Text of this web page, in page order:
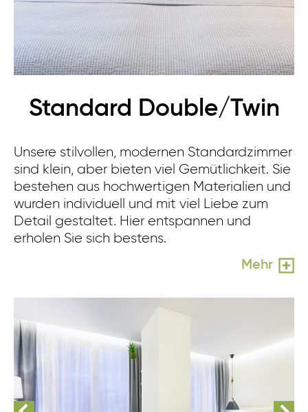
Standard Double/Twin
Unsere stilvollen, modernen Standardzimmer
sind klein, aber bieten viel Gemütlichkeit. Sie
bestehen aus hochwertigen Materialien und
wurden individuell und mit viel Liebe zum
Detail gestaltet. Hier entspannen und
erholen Sie sich bestens.
Mehr